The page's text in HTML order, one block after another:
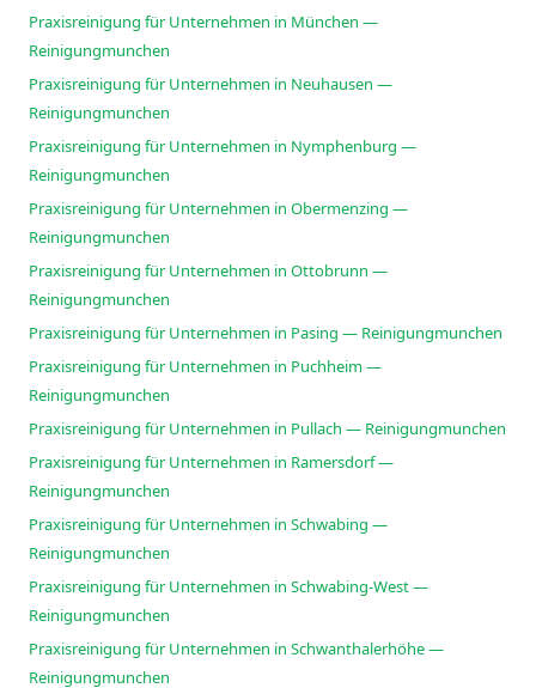
Praxisreinigung für Unternehmen in München —
Reinigungmunchen
Praxisreinigung für Unternehmen in Neuhausen —
Reinigungmunchen
Praxisreinigung für Unternehmen in Nymphenburg —
Reinigungmunchen
Praxisreinigung für Unternehmen in Obermenzing —
Reinigungmunchen
Praxisreinigung für Unternehmen in Ottobrunn —
Reinigungmunchen
Praxisreinigung für Unternehmen in Pasing — Reinigungmunchen
Praxisreinigung für Unternehmen in Puchheim —
Reinigungmunchen
Praxisreinigung für Unternehmen in Pullach — Reinigungmunchen
Praxisreinigung für Unternehmen in Ramersdorf —
Reinigungmunchen
Praxisreinigung für Unternehmen in Schwabing —
Reinigungmunchen
Praxisreinigung für Unternehmen in Schwabing-West —
Reinigungmunchen
Praxisreinigung für Unternehmen in Schwanthalerhöhe —
Reinigungmunchen